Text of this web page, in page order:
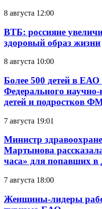
8 августа 12:00
ВТБ: россияне
здоровый образ жизни
8 августа 10:00
Более 500 детей в
Федерального
детей и подростков
7 августа 19:01
Министр
Мартынова
часа» для попавших
7 августа 18:00
Женщины-лидеры